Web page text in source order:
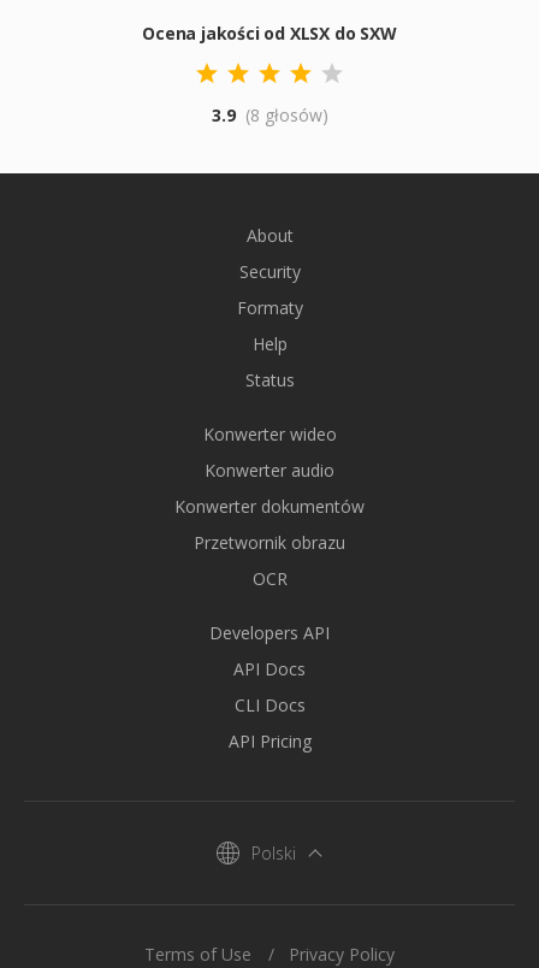
Ocena jakości od XLSX do SXW
3.9 (8 głosów)
About
Security
Formaty
Help
Status
Konwerter wideo
Konwerter audio
Konwerter dokumentów
Przetwornik obrazu
OCR
Developers API
API Docs
CLI Docs
API Pricing
Polski
Terms of Use Privacy Policy